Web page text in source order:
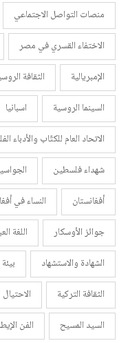
منصات التواصل الاجتماعي
الاختفاء القسري في مصر
الإمبريالية
الثقافة
السينما الروسية
اسبانيا
الاتحاد العام للكتّاب والأدباء
شهداء فلسطين
أفغانستان
النساء في
جوائز الأوسكار
اللغة
الشهادة والاستشهاد
الثقافة التركية
السيد المسيح
الفن